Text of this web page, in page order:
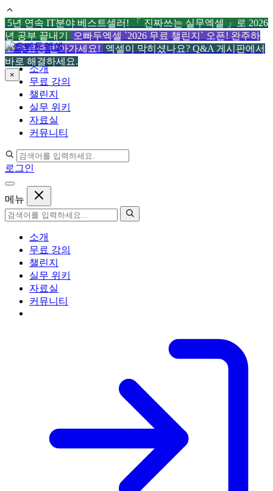
5년 연속 IT분야 베스트셀러! 「 진짜쓰는 실무엑셀 」로 2026
년 공부 끝내기
오빠두엑셀 `2026 무료 챌린지` 오픈! 완주하
고 수료증 받아가세요! 엑셀이 막히셨나요? Q&A 게시판에서
바로 해결하세요.
×
컨
텐
츠
로
소개
무료 강의
챌린지
실무 위키
자료실
커뮤니티
로그인
메뉴
소개
무료 강의
챌린지
실무 위키
자료실
커뮤니티